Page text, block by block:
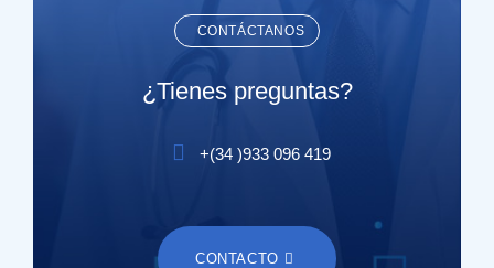
CONTÁCTANOS
¿Tienes preguntas?
+(34 )933 096 419
CONTACTO